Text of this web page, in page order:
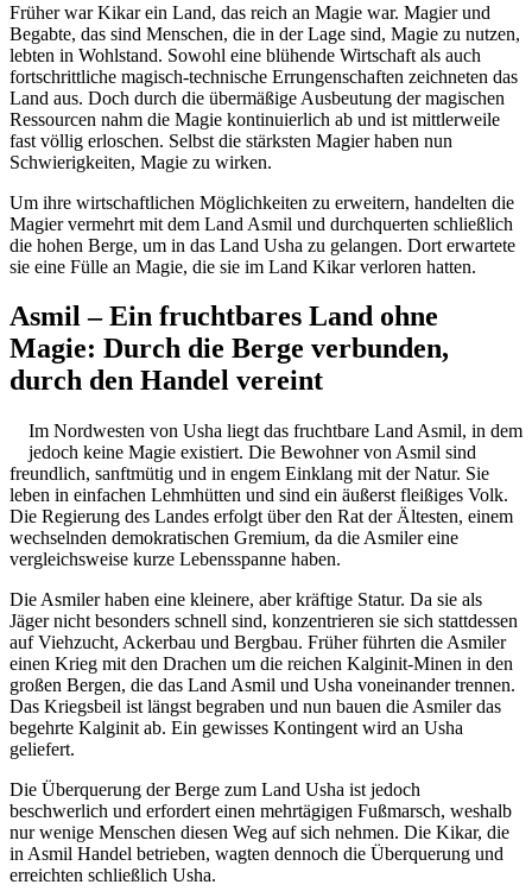
Früher war Kikar ein Land, das reich an Magie war. Magier und
Begabte, das sind Menschen, die in der Lage sind, Magie zu nutzen,
lebten in Wohlstand. Sowohl eine blühende Wirtschaft als auch
fortschrittliche magisch-technische Errungenschaften zeichneten das
Land aus. Doch durch die übermäßige Ausbeutung der magischen
Ressourcen nahm die Magie kontinuierlich ab und ist mittlerweile
fast völlig erloschen. Selbst die stärksten Magier haben nun
Schwierigkeiten, Magie zu wirken.
Um ihre wirtschaftlichen Möglichkeiten zu erweitern, handelten die
Magier vermehrt mit dem Land Asmil und durchquerten schließlich
die hohen Berge, um in das Land Usha zu gelangen. Dort erwartete
sie eine Fülle an Magie, die sie im Land Kikar verloren hatten.
Asmil – Ein fruchtbares Land ohne
Magie: Durch die Berge verbunden,
durch den Handel vereint
Im Nordwesten von Usha liegt das fruchtbare Land Asmil, in dem
jedoch keine Magie existiert. Die Bewohner von Asmil sind
freundlich, sanftmütig und in engem Einklang mit der Natur. Sie
leben in einfachen Lehmhütten und sind ein äußerst fleißiges Volk.
Die Regierung des Landes erfolgt über den Rat der Ältesten, einem
wechselnden demokratischen Gremium, da die Asmiler eine
vergleichsweise kurze Lebensspanne haben.
Die Asmiler haben eine kleinere, aber kräftige Statur. Da sie als
Jäger nicht besonders schnell sind, konzentrieren sie sich stattdessen
auf Viehzucht, Ackerbau und Bergbau. Früher führten die Asmiler
einen Krieg mit den Drachen um die reichen Kalginit-Minen in den
großen Bergen, die das Land Asmil und Usha voneinander trennen.
Das Kriegsbeil ist längst begraben und nun bauen die Asmiler das
begehrte Kalginit ab. Ein gewisses Kontingent wird an Usha
geliefert.
Die Überquerung der Berge zum Land Usha ist jedoch
beschwerlich und erfordert einen mehrtägigen Fußmarsch, weshalb
nur wenige Menschen diesen Weg auf sich nehmen. Die Kikar, die
in Asmil Handel betrieben, wagten dennoch die Überquerung und
erreichten schließlich Usha.